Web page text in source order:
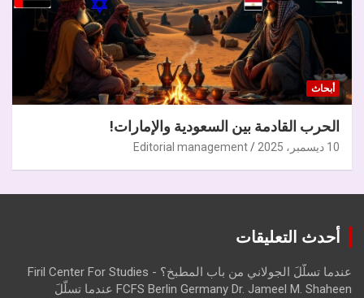
أبحاث
الحرب القادمة بين السعودية والإمارات!
10 ديسمبر، 2025 Editorial management
أحدث التعليقات
عندما تسلّلَ الجولاني من باب المطبخ؟ - Firil Center For Studies
FCFS Berlin Germany Dr. Jameel M. Shaheen عندما تسلّلَ